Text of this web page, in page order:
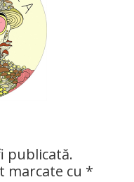
publicată.
marcate cu *